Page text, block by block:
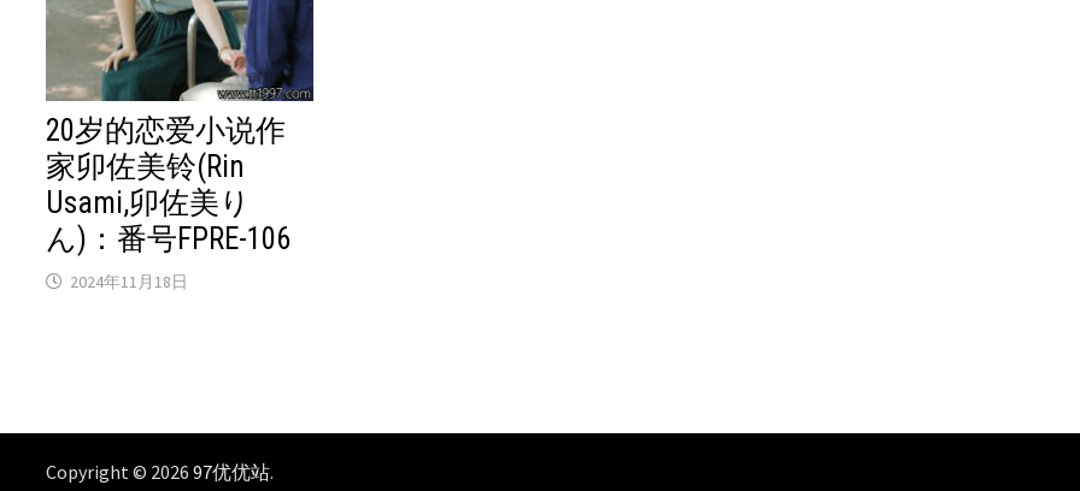
20岁的恋爱小说作
家卯佐美铃(Rin
Usami,卯佐美り
ん)：番号FPRE-106
2024年11月18日
Copyright © 202697优优站.